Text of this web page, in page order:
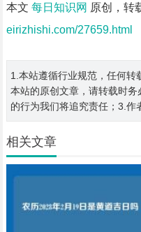
本文 每日知识网 原创，转
eirizhishi.com/27659.html
1.本站遵循行业规范，任何转
本站的原创文章，请转载时
的行为我们将追究责任；3.作
相关文章